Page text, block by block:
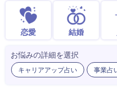
恋愛 結婚
お悩みの詳細を選択
キャリアアップ占い 事業占